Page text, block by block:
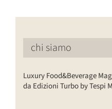
chi siamo
Luxury Food&Beverage
da Edizioni Turbo by Tespi